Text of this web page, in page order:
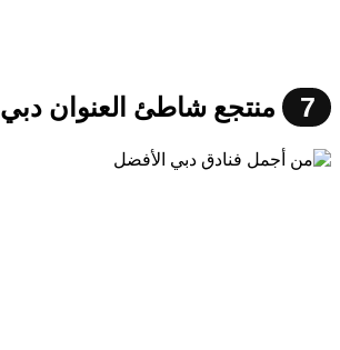
7 منتجع شاطئ العنوان دبي